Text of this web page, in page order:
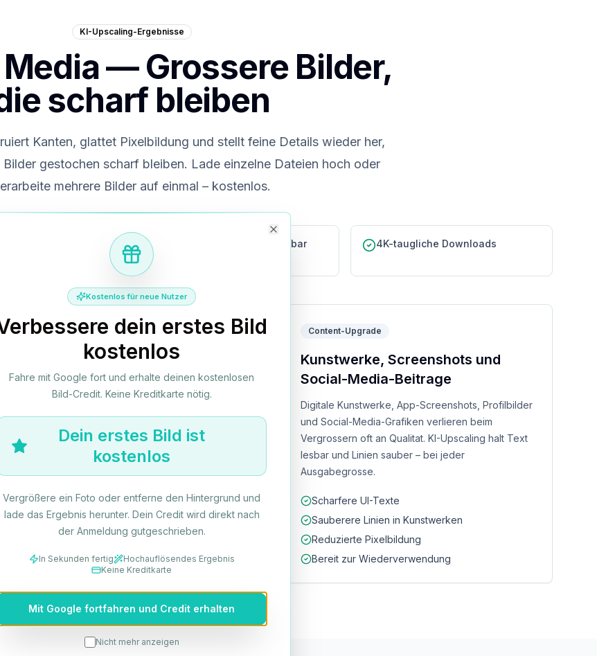
KI-Upscaling-Ergebnisse
— Grossere Bilder,
scharf bleiben
Kanten, glattet Pixelbildung und stellt feine Details wieder her,
gestochen scharf bleiben. Lade einzelne Dateien hoch oder
mehrere Bilder auf einmal – kostenlos.
und WebP-
Stapelverarbeitung verfugbar 4K-taugliche Downloads
Produktbild-Upscaling
Produktfotos fur E-Commerce
Produktbilder, die auf dem Handy gut aussehen,
konnen auf dem Desktop verpixelt wirken. Skaliere
sie hoch, um Etiketten lesbar, Kanten scharf und
Texturen in Zoom-Vorschauen sichtbar zu halten.
Scharfere Etiketten
Bessere Zoom-Vorschauen
Stapelfreundliche Ausgabe
Content-Upgrade
Kunstwerke, Screenshots und
Social-Media-Beitrage
Digitale Kunstwerke, App-Screenshots, Profilbilder
und Social-Media-Grafiken verlieren beim
Vergrossern oft an Qualitat. KI-Upscaling halt Text
lesbar und Linien sauber – bei jeder
Ausgabegrosse.
Scharfere UI-Texte
Sauberere Linien in Kunstwerken
Reduzierte Pixelbildung
Bereit zur Wiederverwendung
Kostenlos für neue Nutzer
dein erstes Bild
kostenlos
Fahre mit Google fort und erhalte deinen kostenlosen
Bild-Credit. Keine Kreditkarte nötig.
Dein erstes Bild ist
kostenlos
Vergrößere ein Foto oder entferne den Hintergrund und
lade das Ergebnis herunter. Dein Credit wird direkt nach
der Anmeldung gutgeschrieben.
In Sekunden fertig
Hochauflösendes Ergebnis
Keine Kreditkarte
Mit Google fortfahren und Credit erhalten
Nicht mehr anzeigen
Close